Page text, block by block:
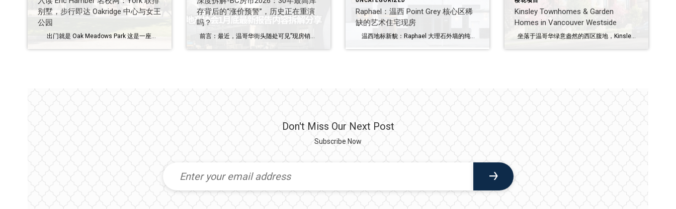
别墅，步行即达 Oakridge 中心与女王
公园
出门就是 Oak Meadows Park 这是一座充满自然气息的社区公园，拥有茂密的自然植被、幽静的林区和一片开阔的草甸。平坦宽广的草场是野餐并远眺山景的绝佳地点；而儿童游乐场和专门的狗狗脱绳活动区，则为邻里间共同嬉戏与社交提供了理想空间。沿着绿色步道悠闲漫步，您还能发现许多来自社区居民的精巧心意，比如公共休息区、繁花似锦的绿化景观，以及散落在步道各处的独特艺术装置。 York 的地理位置堪称卓越，不仅紧邻繁华的 South Cambie 街区，距离即将落成的 Oakridge Centre 也仅需几分钟路程 。更难得的是，项目正对着生态丰富的 Oak Meadows Park，这是一座拥有自然林区和开阔草甸的社区公园 。居民可以在这里享受带山景的野餐，或是在儿童游乐场与狗狗脱绳活动区与邻里互动，沿着绿色步道漫步时，还能欣赏到社区居民贡献的艺术装置与繁花美景。此外，项目还处于顶级学区内，步行即可到达 Eric Hamber 中学，距离大温地区多所著名私立学校也仅需 10 分钟车程 项目基本信息 （updated on Feb 15, 2026) 欢迎咨询 Ardis 垂询详情 开发商：Listraor 成交年份：2025 管理费：预计 $0.32/SQFT 定金：签约时 $10,000, 7天内增加到5% 额外车位：$65,000 额外Storage Locker： Regular – $3,000, Small – $1,500 学区：Dr. Annie B. […]
存背后的“涨价预警”，历史正在重演
吗？
前言：最近，温哥华街头随处可见”现房销售”的公寓横幅，但买家依然在观望。这种”卖不动”和”买不起”的矛盾僵局背后，隐藏着巨大的危机。 免责声明：本文核心观点、模拟数据及房价预测均源自 BC 省房地产协会 2026年1月发布的《Market Intelligence》报告（作者：Brendon Ogmundson, Amit Sidhu）。本人作为讨论发起者，将专业报告拆解分享，不构成个人投资建议。 现状：诡异的”库存巅峰” 根据 BC房地产协会的最新报告，BC 省目前已建成但未售出的新房库存已超过 7,000 套。 30年新高：这是自 90 年代末以来的最高库存水平。 公寓积压：积压房屋中，近 2/3 是公寓（Apartment）。 逻辑背后的危机：库存高是因为贸易不确定性和高利率抑制了需求；但需求被抑制的同时，开发商因为预售卖不动而纷纷停工、破产或取消项目。 核心理论：消失的”空置链”（Vacancy Chains） 为什么新房卖不动，会影响到每一个想买房的人？报告提出了一个关键概念：空置链。 社会抽水泵：新房建成就像一台抽水泵，吸引富裕家庭搬入，从而腾出中价位二手房；中产家庭搬入中价房，又腾出低价旧公寓给年轻人。 链条断裂：现在的库存积压导致开发商不敢开工。没有新房这个”源头”，整个市场的”以旧换新”链条就断了。当未来需求回暖时，我们将面临无房可买的局面。 历史推演：2032 年房价涨幅或达 27% BC房地产协会回测了 2008 年金融危机后的数据：当时也出现了库存激增、开工停滞，结果导致 2010 年代房价暴涨了 47%。 模型预测： 短期（2026-2027）：库存继续冲高，房价保持平稳（或微跌）。 长期（2032）：由于现在的”开工荒”导致供应断层，叠加需求复苏，到 2032 年房价（经通胀调整后）可能上涨 27%！ 药方：政府需要做出的改变 报告呼吁政府立即从供需两端采取行动： 需求侧：全面减免新房 GST，并考虑重新允许外国买家参与预售。逻辑很简单：银行要求预售达标才放款，引入外部资金是为了让项目能动工，从而增加本地供应。 供应侧：降低开发税（DCC），建筑成本自 2017 年已翻倍，政府不应再将基建压力全部压在购房者身上。 结语：现在的冷静期，是未来的入场券吗？ […]
Raphael：温西 Point Grey 核心区稀
缺的艺术住宅现房
温西地标新貌：Raphael 大理石外墙的纯粹质感，赋予 West 10th 街区独有的高贵气息。 Point Grey · Kitsilano · Dunbar 温西三大顶尖社区汇流，淬炼出一座住宅艺术杰作。 永恒设计的现代演绎 由 Rafii Architects 倾力构思，现代简约与传统建筑风格在此深度交融，焕发出欧式美学的独特神韵。建筑主体秉承现代设计准则，全大理石外立面辅以古典立柱与超大落地窗，视觉震撼且不失优雅。此外，精心策划的底层零售空间为街区注入了灵动活力，温情迎接每一位归家之人。 享誉全球的高尚生活方式， 温哥华的动人时刻，自此开启。 在 Raphael，置身温西生活核心，遇见自然与奢华的完美交汇。 Kitsilano、Dunbar 和 Point Grey 以其林荫掩映、风景如画的住宅区著称。在这里，穿行于静谧街道与漫步海滩同样令人心旷神怡。 Spanish Banks、温哥华市中心及 Granville Island 触手可及。遍布街区的餐饮、购物与年度节日庆典，为 West 4th、West Broadway 和 Dunbar 注入了无限生机。这里是邻里文化与社区性格的完美缩影。 项目基本信息 （updated on Feb 9, 2026) 限时优惠进行中，欢迎咨询 Ardis 垂询详情 开发商：Landa 成交年份：2025 […]
Kinsley Townhomes & Garden
Homes in Vancouver Westside
坐落于温哥华绿意盎然的西区腹地，Kinsley（意为「国王草甸」）与伊丽莎白女王公园比邻而居，融入充满活力的 Cambie Corridor 核心地段。项目仅规划 50 套经典隽永的 1、2、3 房联排住宅及花园洋房，专为重视设计美感、社区氛围与自然生活的家庭精心打造。 由温哥华资深开发商Intergulf Development Group打造，持续为 Cambie Corridor 社区注入更高层次的宜居体验。秉持前瞻性的理念，致力于重塑设计标准，打造贴合多元与不断演进生活方式的住宅，并以用心与远见营造真正有温度的社区。 家庭生活所需温哥华西区享有盛名的优质学校，能够为不同年龄段的孩子提供卓越教育；而 Hillcrest 社区中心则提供丰富多元的课外活动，助力孩子全面成长。 Cambie Village 社区这个友好而充满生活气息的社区汇集了杂货店、本地商铺与各式美食餐厅，并通过 Canada Line 便捷连接温哥华市中心、列治文以及 YVR 国际机场。 多元美食体验在家附近即可品尝来自世界各地的风味美食，多样餐厅带来仿佛置身异国的味觉之旅。 Main Street 主街生活充满色彩与创意的 Main Street 展现出独特的社区文化，街头壁画、餐厅、咖啡馆、现场音乐场所与特色精品店，共同营造出个性鲜明的城市氛围。 绿色慢行系统（Greenway）位于 Kinsley 附近、即将发展的 Heather Lands 项目，将进一步延伸西区的绿色慢行网络，为步行与自行车出行创造更多便捷选择。 联排住宅位于花园住宅之上，营造出一个能够满足多元家庭需求的社区形态。建筑被层层绿意环绕，部分住宅更设有临街的独立出入口，带来近似独立屋的居住体验。从整体到细节，项目对品质与精准度始终如一。三层中空玻璃窗有效降低噪音并提升能源效率，而全年空调系统则确保四季舒适。这些用心考量的设计细节，共同塑造出精致而从容的高品质生活方式。 项目基本信息 （updated on Feb 5, 2026) 开发商：Intergulf Development […]
Don't Miss Our Next Post
Subscribe Now